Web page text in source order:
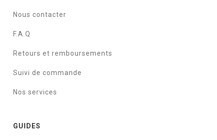
Nous contacter
F.A.Q
Retours et remboursements
Suivi de commande
Nos services
GUIDES